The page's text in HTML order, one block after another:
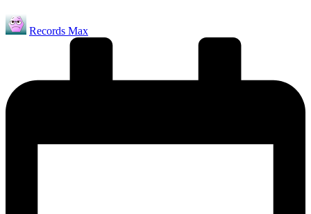
Запись
от
Records Max